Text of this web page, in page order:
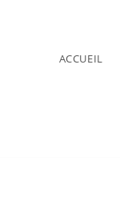
ACCUEIL